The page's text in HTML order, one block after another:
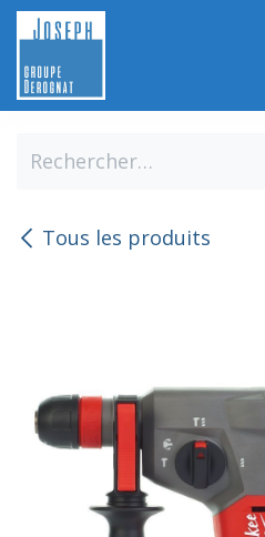
Se rendre au contenu
Tous les produits